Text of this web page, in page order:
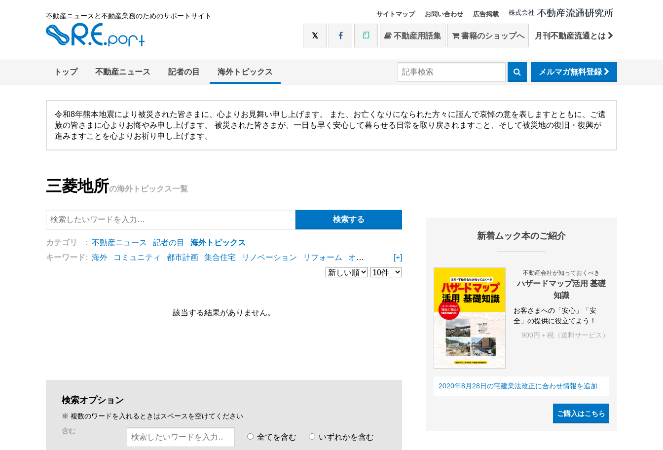
不動産ニュースと不動産業務のためのサポートサイト サイトマップ お問い合わせ 広告掲載
不動産用語集 書籍のショップへ 月刊不動産流通とは
トップ 不動産ニュース 記者の目 海外トピックス メルマガ無料登録
令和8年熊本地震により被災された皆さまに、心よりお見舞い申し上げます。 また、お亡くなりになられた方々に謹んで哀悼の意を表しますとともに、ご遺
族の皆さまに心よりお悔やみ申し上げます。 被災された皆さまが、一日も早く安心して暮らせる日常を取り戻されますこと、そして被災地の復旧・復興が
進みますことを心よりお祈り申し上げます。
三菱地所の海外トピックス一覧
カテゴリ : 不動産ニュース 記者の目
海外トピックス
キーワード: 海外 コミュニティ 都市計画 集合住宅 リノベーション リフォーム オープンスペース [+]
該当する結果がありません。
検索オプション
※ 複数のワードを入れるときはスペースを空けてください
含む
全てを含む いずれかを含む
新着ムック本のご紹介
不動産会社が知っておくべき
ハザードマップ活用 基礎
知識
お客さまへの「安心」「安
全」の提供に役立てよう！
900円＋税（送料サービス）
2020年8月28日の宅建業法改正に合わせ情報を追加
ご購入はこちら